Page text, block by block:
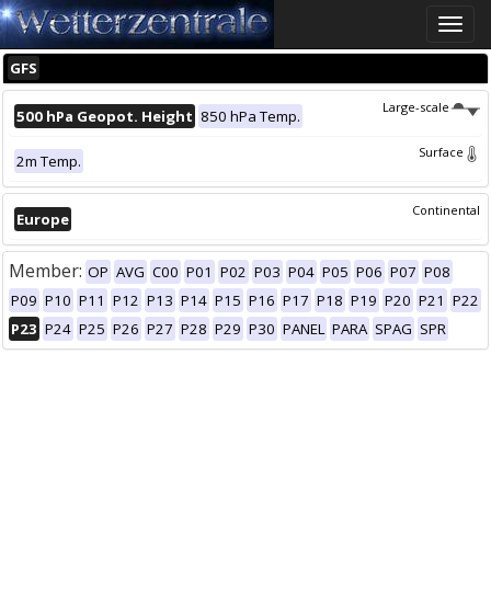
Toggle
GFS
Large-scale
500 hPa Geopot. Height 850 hPa Temp.
Surface
2m Temp.
Continental
Europe
Member: OP AVG C00 P01 P02 P03 P04 P05 P06 P07 P08
P09 P10 P11 P12 P13 P14 P15 P16 P17 P18 P19 P20 P21 P22
P23 P24 P25 P26 P27 P28 P29 P30 PANEL PARA SPAG SPR